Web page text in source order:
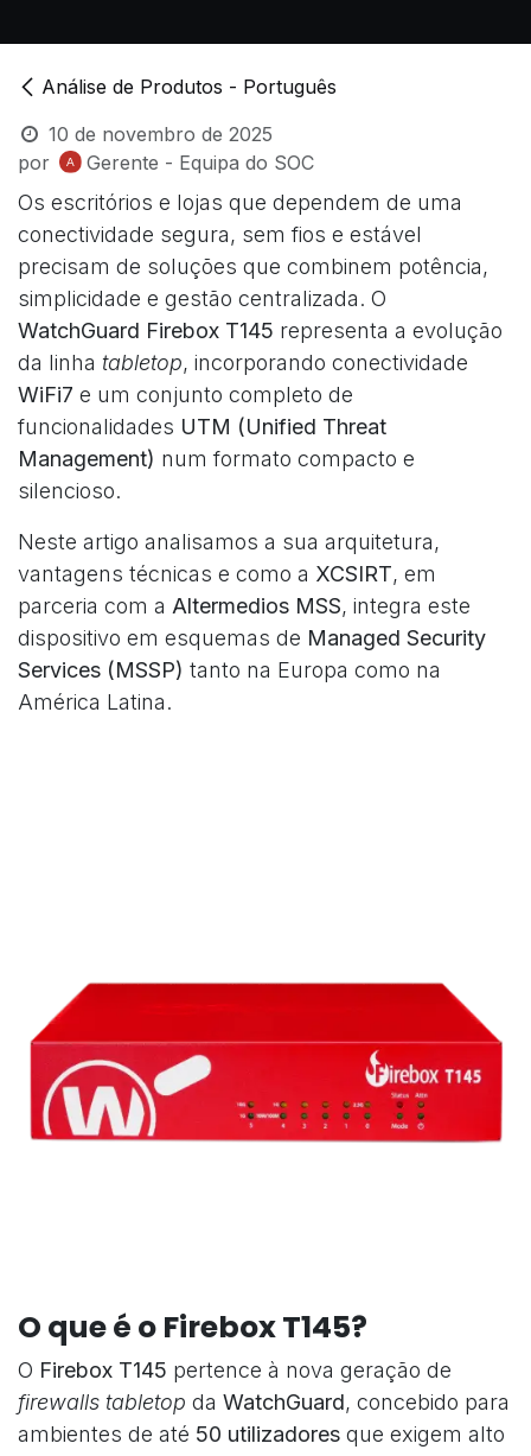
Análise de Produtos - Português
10 de novembro de 2025
por
Gerente - Equipa do SOC
Os escritórios e lojas que dependem de uma
conectividade segura, sem fios e estável
precisam de soluções que combinem potência,
simplicidade e gestão centralizada. O
WatchGuard Firebox T145 representa a evolução
da linha tabletop, incorporando conectividade
WiFi7 e um conjunto completo de
funcionalidades UTM (Unified Threat
Management) num formato compacto e
silencioso.
Neste artigo analisamos a sua arquitetura,
vantagens técnicas e como a XCSIRT, em
parceria com a Altermedios MSS, integra este
dispositivo em esquemas de Managed Security
Services (MSSP) tanto na Europa como na
América Latina.
O que é o Firebox T145?
O Firebox T145 pertence à nova geração de
firewalls tabletop da WatchGuard, concebido para
ambientes de até 50 utilizadores que exigem alto